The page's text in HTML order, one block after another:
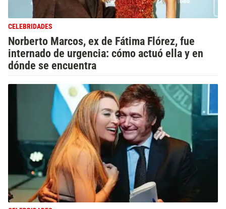
CELEBRIDADES
Norberto Marcos, ex de Fátima Flórez, fue
internado de urgencia: cómo actuó ella y en
dónde se encuentra